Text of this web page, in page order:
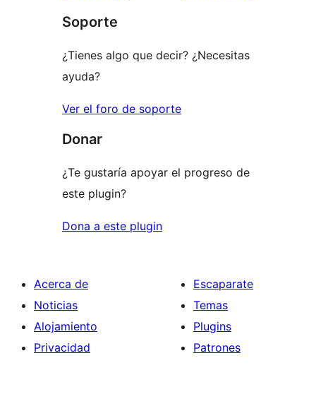
estrellas
Soporte
¿Tienes algo que decir? ¿Necesitas
ayuda?
Ver el foro de soporte
Donar
¿Te gustaría apoyar el progreso de
este plugin?
Dona a este plugin
Acerca de
Noticias
Alojamiento
Privacidad
Escaparate
Temas
Plugins
Patrones